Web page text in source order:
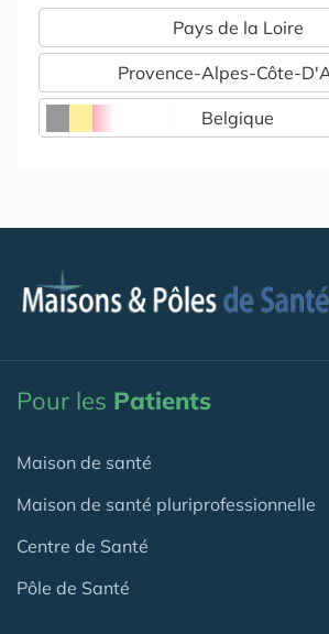
Pays de la Loire
Provence-Alpes-Côte-
Belgique
Pour les Patients
Maison de santé
Maison de santé pluriprofessionnelle
Centre de Santé
Pôle de Santé